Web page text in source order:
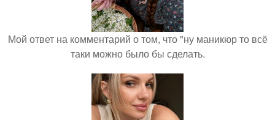
Мой ответ на комментарий о том, что "ну маникюр то всё
таки можно было бы сделать.